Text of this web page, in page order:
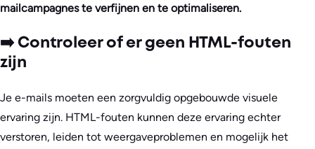
mailcampagnes te verfijnen en te optimaliseren.
➡️ Controleer of er geen HTML-fouten
zijn
Je e-mails moeten een zorgvuldig opgebouwde visuele
ervaring zijn. HTML-fouten kunnen deze ervaring echter
verstoren, leiden tot weergaveproblemen en mogelijk het